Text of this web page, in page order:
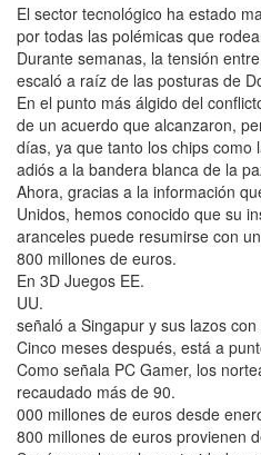
El sector tecnológico ha estado
por todas las polémicas que
Durante semanas, la tensión
escaló a raíz de las posturas de
En el punto más álgido del
de un acuerdo que alcanzaron,
días, ya que tanto los chips como
adiós a la bandera blanca de la
Ahora, gracias a la información
Unidos, hemos conocido que su
aranceles puede resumirse con
800 millones de euros.
En 3D Juegos EE.
UU.
señaló a Singapur y sus lazos con
Cinco meses después, está a
Como señala PC Gamer, los
recaudado más de 90.
000 millones de euros desde
800 millones de euros provienen